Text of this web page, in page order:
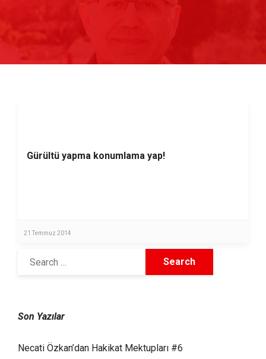
Gürültü yapma konumlama yap!
21 Temmuz 2014
Son Yazılar
Necati Özkan’dan Hakikat Mektupları #6